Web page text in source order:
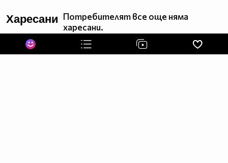
Харесани Потребителят все още няма
харесани.